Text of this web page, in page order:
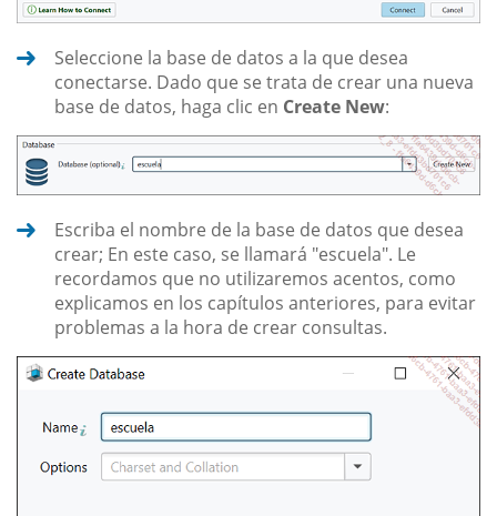
Seleccione la base de datos a la que desea
conectarse. Dado que se trata de crear una nueva
base de datos, haga clic en Create New:
Escriba el nombre de la base de datos que desea
crear; En este caso, se llamará "escuela". Le
recordamos que no utilizaremos acentos, como
explicamos en los capítulos anteriores, para evitar
problemas a la hora de crear consultas.